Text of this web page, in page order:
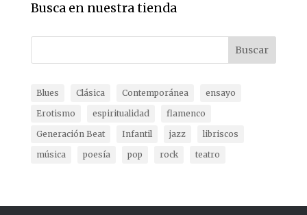
Busca en nuestra tienda
Buscar
Blues Clásica Contemporánea
ensayo
Erotismo
espiritualidad
flamenco
Generación Beat
Infantil jazz
libriscos
música
poesía pop rock teatro